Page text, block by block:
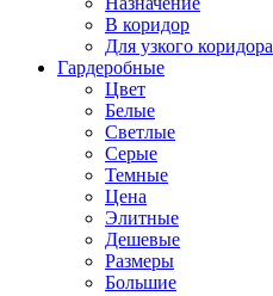
В коридор
Для узкого коридора
Гардеробные
Цвет
Белые
Светлые
Серые
Темные
Цена
Элитные
Дешевые
Размеры
Большие